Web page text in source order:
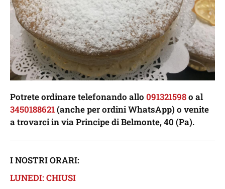
Potrete ordinare telefonando allo 091321598o al
3450188621(anche per ordini WhatsApp) o venite
a trovarci in via Principe di Belmonte, 40 (Pa).
I NOSTRI ORARI:
LUNEDI: CHIUSI